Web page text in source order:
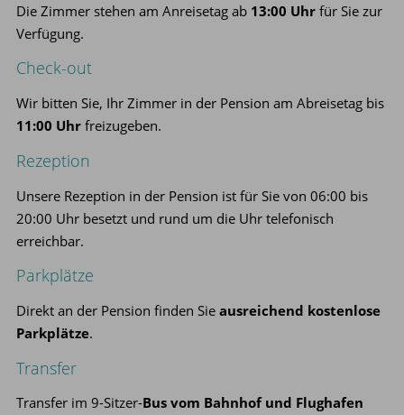
Die Zimmer stehen am Anreisetag ab 13:00 Uhr für Sie zur
Verfügung.
Check-out
Wir bitten Sie, Ihr Zimmer in der Pension am Abreisetag bis
11:00 Uhr freizugeben.
Rezeption
Unsere Rezeption in der Pension ist für Sie von 06:00 bis
20:00 Uhr besetzt und rund um die Uhr telefonisch
erreichbar.
Parkplätze
Direkt an der Pension finden Sieausreichend kostenlose
Parkplätze.
Transfer
Transfer im 9-Sitzer-Bus vom Bahnhof und Flughafen